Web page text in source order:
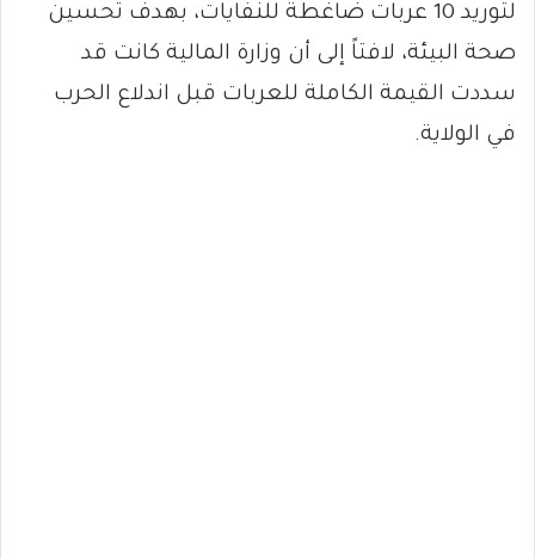
لتوريد 10 عربات ضاغطة للنفايات، بهدف تحسين
صحة البيئة، لافتاً إلى أن وزارة المالية كانت قد
سددت القيمة الكاملة للعربات قبل اندلاع الحرب
في الولاية.